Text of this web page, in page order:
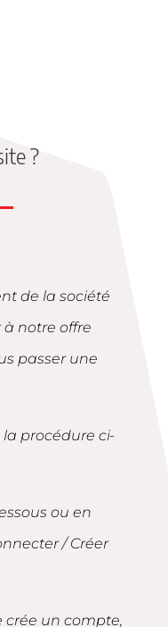
?
de la société
à notre offre
passer une
la procédure ci-
ou en
/ Créer
crée un compte,